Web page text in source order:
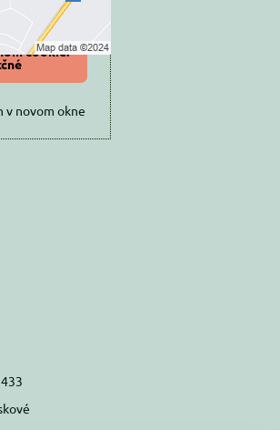
-
cookie:
v novom okne